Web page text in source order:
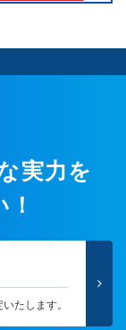
実力を
たします。